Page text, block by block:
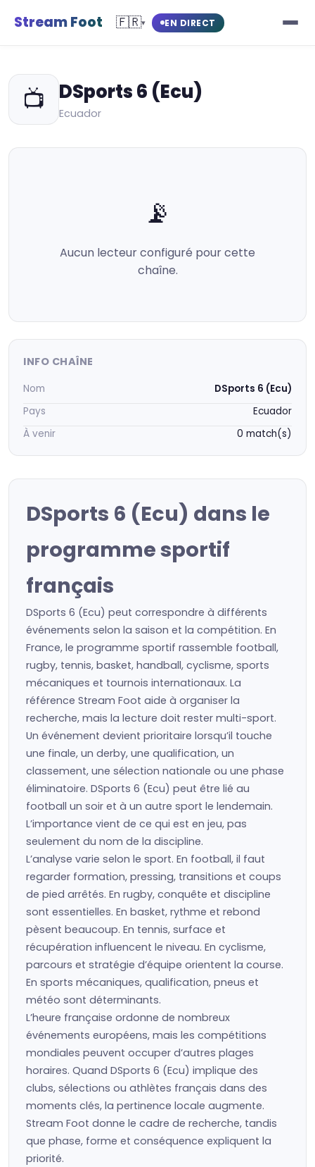
Stream Foot 🇫🇷▾ EN DIRECT
📺 DSports 6 (Ecu)
Ecuador
📡
Aucun lecteur configuré pour cette
chaîne.
INFO CHAÎNE
Nom
DSports 6 (Ecu)
Pays
Ecuador
À venir
0 match(s)
DSports 6 (Ecu) dans le
programme sportif
français
DSports 6 (Ecu) peut correspondre à différents
événements selon la saison et la compétition. En
France, le programme sportif rassemble football,
rugby, tennis, basket, handball, cyclisme, sports
mécaniques et tournois internationaux. La
référence Stream Foot aide à organiser la
recherche, mais la lecture doit rester multi-sport.
Un événement devient prioritaire lorsqu’il touche
une finale, un derby, une qualification, un
classement, une sélection nationale ou une phase
éliminatoire. DSports 6 (Ecu) peut être lié au
football un soir et à un autre sport le lendemain.
L’importance vient de ce qui est en jeu, pas
seulement du nom de la discipline.
L’analyse varie selon le sport. En football, il faut
regarder formation, pressing, transitions et coups
de pied arrêtés. En rugby, conquête et discipline
sont essentielles. En basket, rythme et rebond
pèsent beaucoup. En tennis, surface et
récupération influencent le niveau. En cyclisme,
parcours et stratégie d’équipe orientent la course.
En sports mécaniques, qualification, pneus et
météo sont déterminants.
L’heure française ordonne de nombreux
événements européens, mais les compétitions
mondiales peuvent occuper d’autres plages
horaires. Quand DSports 6 (Ecu) implique des
clubs, sélections ou athlètes français dans des
moments clés, la pertinence locale augmente.
Stream Foot donne le cadre de recherche, tandis
que phase, forme et conséquence expliquent la
priorité.